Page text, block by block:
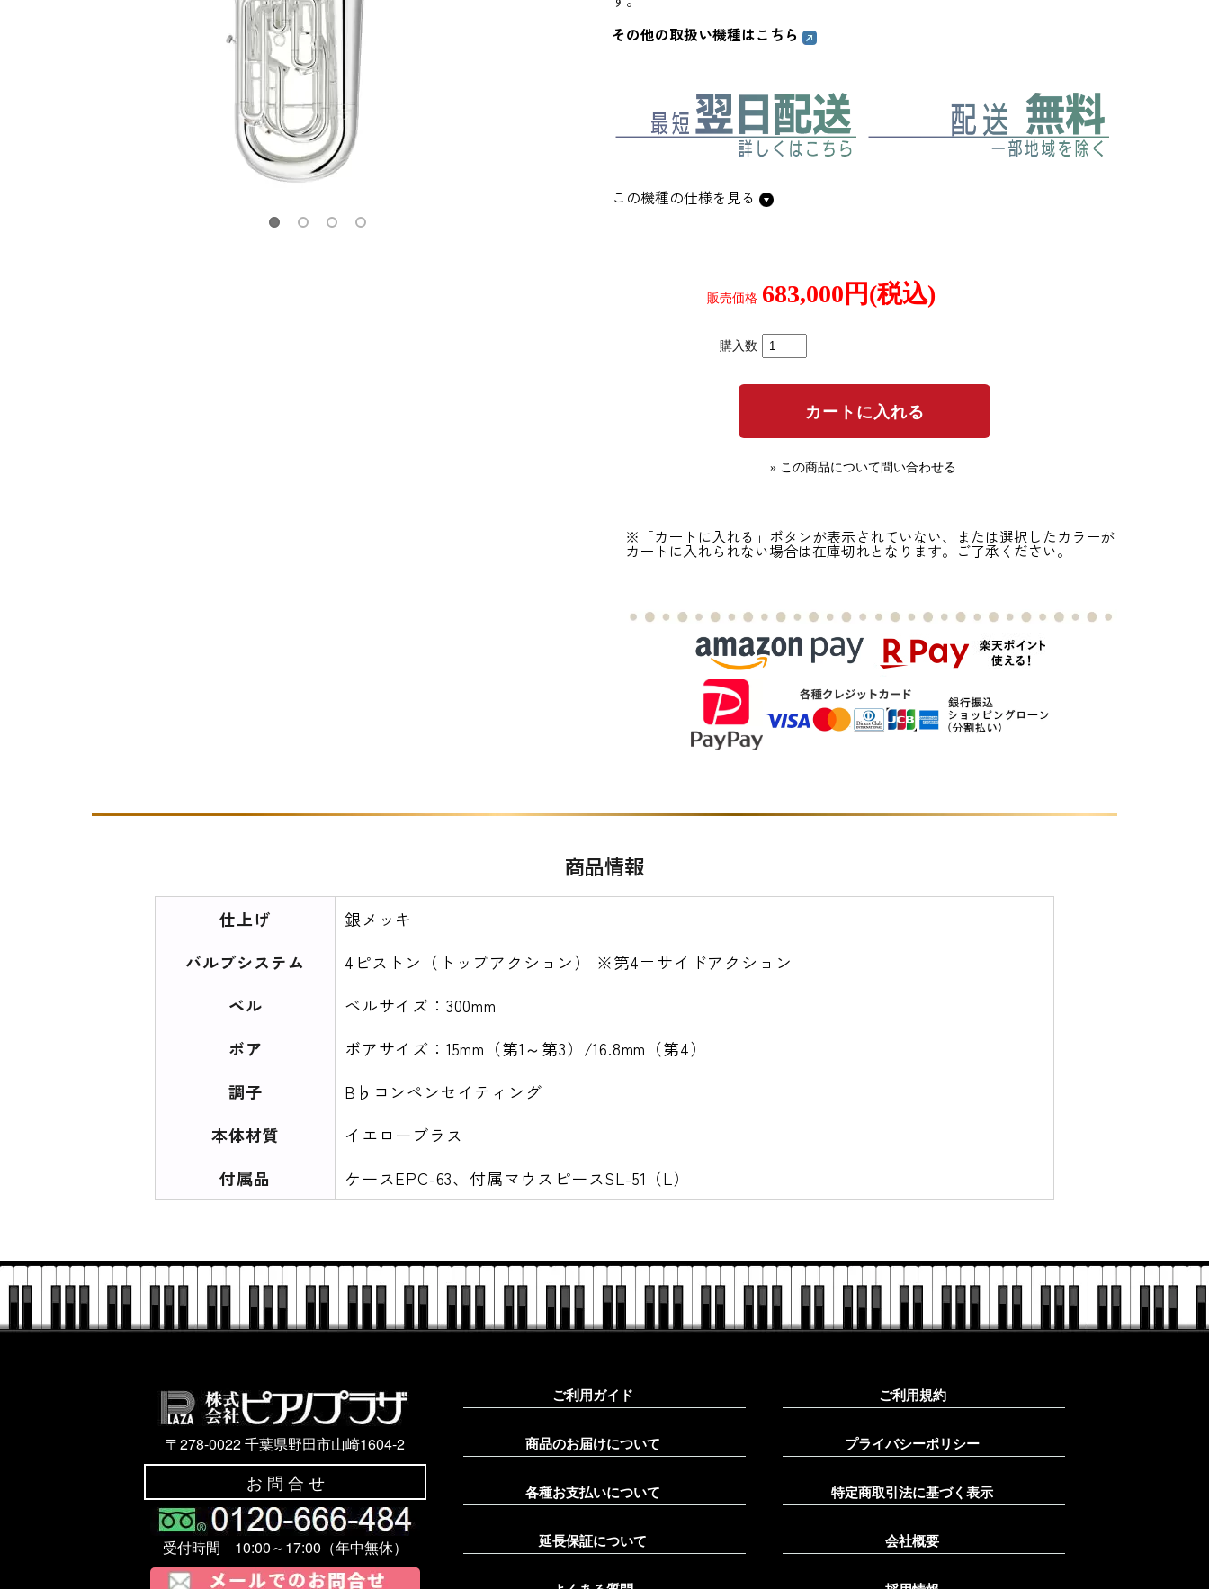
その他の取扱い機種はこちら
この機種の仕様を見る
販売価格 683,000円(税込)
購入数
» この商品について問い合わせる
※「カートに入れる」ボタンが表示されていない、または選択したカラーが
カートに入れられない場合は在庫切れとなります。ご了承ください。
商品情報
仕上げ
銀メッキ
バルブシステム
4ピストン（トップアクション） ※第4＝サイドアクション
ベル
ベルサイズ：300mm
ボア
ボアサイズ：15mm（第1～第3）/16.8mm（第4）
調子
B♭コンペンセイティング
本体材質
イエローブラス
付属品
ケースEPC-63、付属マウスピースSL-51（L）
〒278-0022 千葉県野田市山崎1604-2
お 問 合 せ
受付時間 10:00～17:00（年中無休）
ご利用ガイド
商品のお届けについて
各種お支払いについて
延長保証について
ご利用規約
プライバシーポリシー
特定商取引法に基づく表示
会社概要